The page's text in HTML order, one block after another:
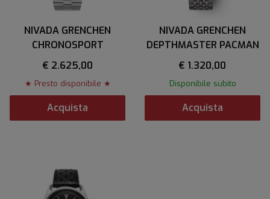
NIVADA GRENCHEN
CHRONOSPORT
€ 2.625,00
★ Presto disponibile ★
Acquista
NIVADA GRENCHEN
DEPTHMASTER PACMAN
€ 1.320,00
Disponibile subito
Acquista